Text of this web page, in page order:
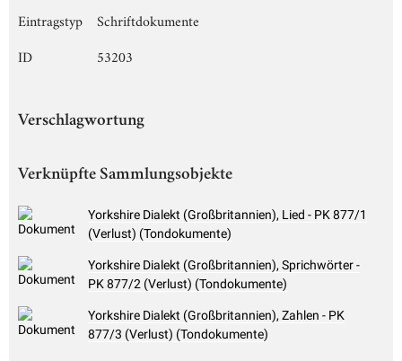
Eintragstyp
Schriftdokumente
ID
53203
Verschlagwortung
Verknüpfte Sammlungsobjekte
Yorkshire Dialekt (Großbritannien), Lied - PK 877/1
(Verlust) (Tondokumente)
Yorkshire Dialekt (Großbritannien), Sprichwörter -
PK 877/2 (Verlust) (Tondokumente)
Yorkshire Dialekt (Großbritannien), Zahlen - PK
877/3 (Verlust) (Tondokumente)